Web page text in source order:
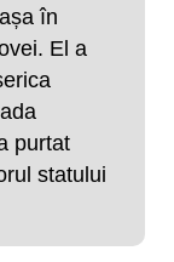
în
El a
purtat
statului